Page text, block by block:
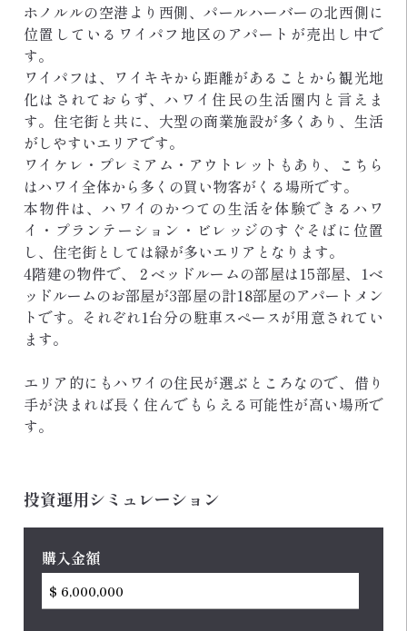
ホノルルの空港より西側、パールハーバーの北西側に
位置しているワイパフ地区のアパートが売出し中で
す。
ワイパフは、ワイキキから距離があることから観光地
化はされておらず、ハワイ住民の生活圏内と言えま
す。住宅街と共に、大型の商業施設が多くあり、生活
がしやすいエリアです。
ワイケレ・プレミアム・アウトレットもあり、こちら
はハワイ全体から多くの買い物客がくる場所です。
本物件は、ハワイのかつての生活を体験できるハワ
イ・プランテーション・ビレッジのすぐそばに位置
し、住宅街としては緑が多いエリアとなります。
4階建の物件で、２ベッドルームの部屋は15部屋、1ベ
ッドルームのお部屋が3部屋の計18部屋のアパートメン
トです。それぞれ1台分の駐車スペースが用意されてい
ます。
エリア的にもハワイの住民が選ぶところなので、借り
手が決まれば長く住んでもらえる可能性が高い場所で
す。
投資運用シミュレーション
購入金額